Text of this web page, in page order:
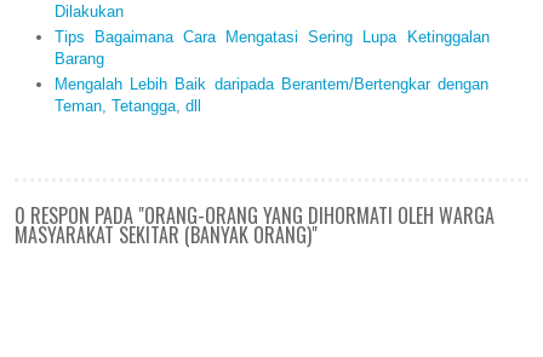
Dilakukan
Tips Bagaimana Cara Mengatasi Sering Lupa Ketinggalan
Barang
Mengalah Lebih Baik daripada Berantem/Bertengkar dengan
Teman, Tetangga, dll
0 RESPON PADA "ORANG-ORANG YANG DIHORMATI OLEH WARGA
MASYARAKAT SEKITAR (BANYAK ORANG)"